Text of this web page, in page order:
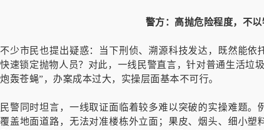
警方：高抛危险程度，不
不少市民也提出疑惑：当下刑侦、溯源科技发达，既然能
快速锁定抛物人员？对此，一线民警直言，针对普通生活垃
炮轰苍蝇”，办案成本过大，实操层面基本不可行。
民警同时坦言，一线取证面临着较多难以突破的实操难题
覆盖地面道路，无法对准楼栋外立面；果皮、烟头、细小